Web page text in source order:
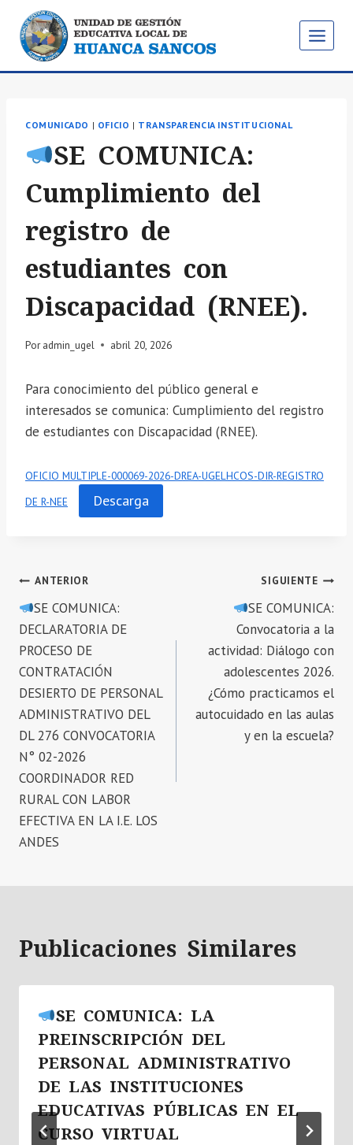
Saltar
contenido
COMUNICADO | OFICIO | TRANSPARENCIA INSTITUCIONAL
SE COMUNICA:
Cumplimiento del
registro de
estudiantes con
Discapacidad (RNEE).
Por admin_ugel abril 20, 2026
Para conocimiento del público general e
interesados se comunica: Cumplimiento del registro
de estudiantes con Discapacidad (RNEE).
OFICIO MULTIPLE-000069-2026-DREA-UGELHCOS-DIR-REGISTRO
DE R-NEE
Descarga
Navegación
de
entradas
ANTERIOR
SE COMUNICA:
DECLARATORIA DE
PROCESO DE
CONTRATACIÓN
DESIERTO DE PERSONAL
ADMINISTRATIVO DEL
DL 276 CONVOCATORIA
N° 02-2026
COORDINADOR RED
RURAL CON LABOR
EFECTIVA EN LA I.E. LOS
ANDES
SIGUIENTE
SE COMUNICA:
Convocatoria a la
actividad: Diálogo con
adolescentes 2026.
¿Cómo practicamos el
autocuidado en las aulas
y en la escuela?
Publicaciones Similares
SE COMUNICA: LA
PREINSCRIPCIÓN DEL
PERSONAL ADMINISTRATIVO
DE LAS INSTITUCIONES
EDUCATIVAS PÚBLICAS EN EL
CURSO VIRTUAL